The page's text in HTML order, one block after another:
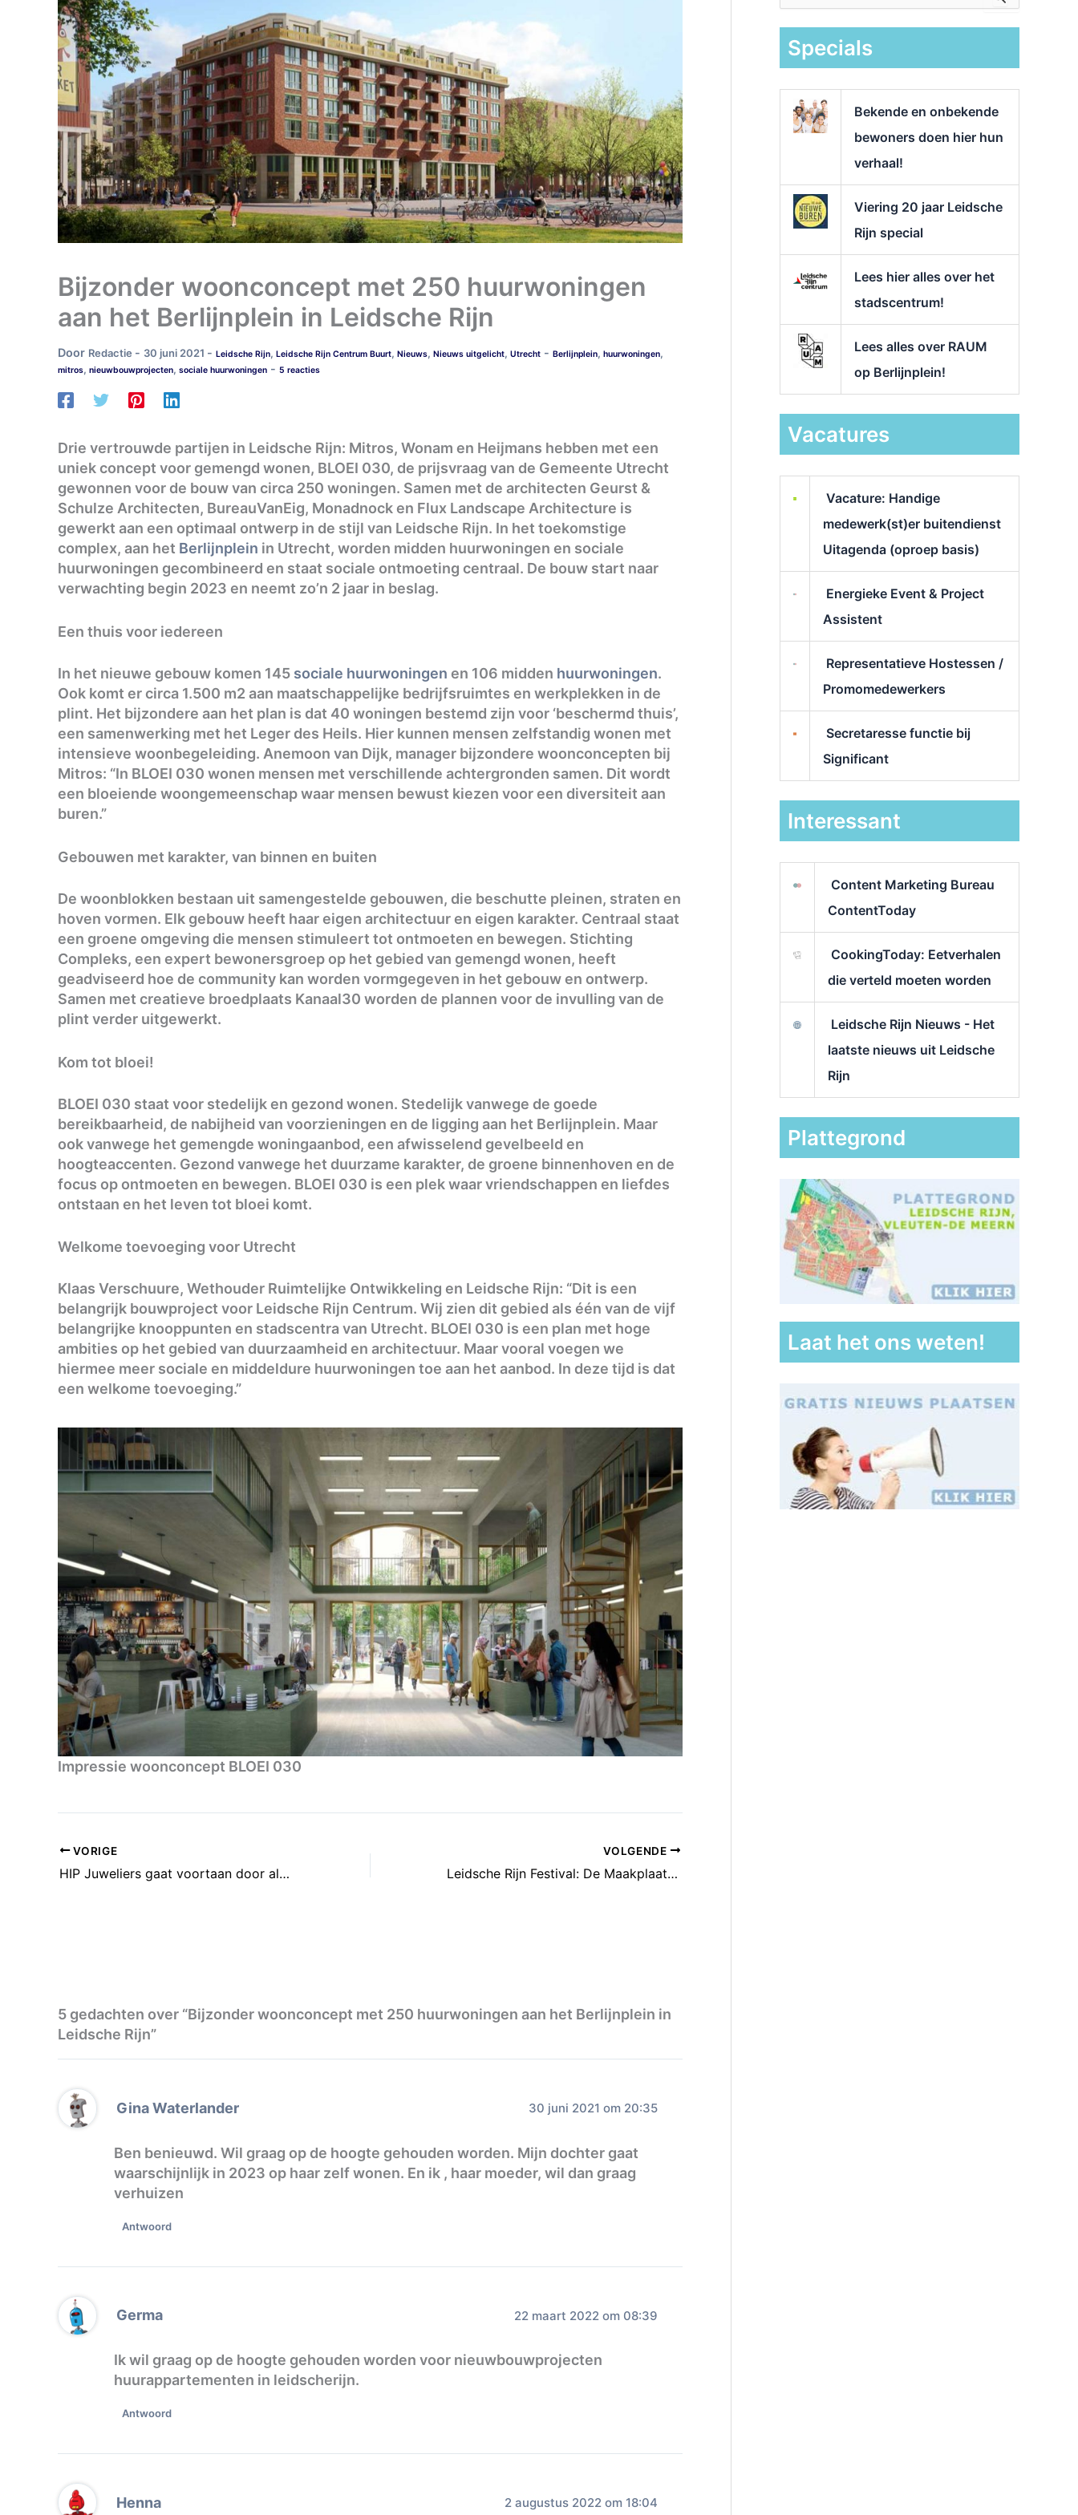
Bijzonder woonconcept met 250 huurwoningen
aan het Berlijnplein in Leidsche Rijn
Door Redactie - 30 juni 2021 - Leidsche Rijn, Leidsche Rijn Centrum Buurt, Nieuws, Nieuws uitgelicht, Utrecht - Berlijnplein, huurwoningen,
mitros, nieuwbouwprojecten, sociale huurwoningen - 5 reacties
Drie vertrouwde partijen in Leidsche Rijn: Mitros, Wonam en Heijmans hebben met een
uniek concept voor gemengd wonen, BLOEI 030, de prijsvraag van de Gemeente Utrecht
gewonnen voor de bouw van circa 250 woningen. Samen met de architecten Geurst &
Schulze Architecten, BureauVanEig, Monadnock en Flux Landscape Architecture is
gewerkt aan een optimaal ontwerp in de stijl van Leidsche Rijn. In het toekomstige
complex, aan het Berlijnplein in Utrecht, worden midden huurwoningen en sociale
huurwoningen gecombineerd en staat sociale ontmoeting centraal. De bouw start naar
verwachting begin 2023 en neemt zo’n 2 jaar in beslag.
Een thuis voor iedereen
In het nieuwe gebouw komen 145 sociale huurwoningen en 106 midden huurwoningen.
Ook komt er circa 1.500 m2 aan maatschappelijke bedrijfsruimtes en werkplekken in de
plint. Het bijzondere aan het plan is dat 40 woningen bestemd zijn voor ‘beschermd thuis’,
een samenwerking met het Leger des Heils. Hier kunnen mensen zelfstandig wonen met
intensieve woonbegeleiding. Anemoon van Dijk, manager bijzondere woonconcepten bij
Mitros: “In BLOEI 030 wonen mensen met verschillende achtergronden samen. Dit wordt
een bloeiende woongemeenschap waar mensen bewust kiezen voor een diversiteit aan
buren.”
Gebouwen met karakter, van binnen en buiten
De woonblokken bestaan uit samengestelde gebouwen, die beschutte pleinen, straten en
hoven vormen. Elk gebouw heeft haar eigen architectuur en eigen karakter. Centraal staat
een groene omgeving die mensen stimuleert tot ontmoeten en bewegen. Stichting
Compleks, een expert bewonersgroep op het gebied van gemengd wonen, heeft
geadviseerd hoe de community kan worden vormgegeven in het gebouw en ontwerp.
Samen met creatieve broedplaats Kanaal30 worden de plannen voor de invulling van de
plint verder uitgewerkt.
Kom tot bloei!
BLOEI 030 staat voor stedelijk en gezond wonen. Stedelijk vanwege de goede
bereikbaarheid, de nabijheid van voorzieningen en de ligging aan het Berlijnplein. Maar
ook vanwege het gemengde woningaanbod, een afwisselend gevelbeeld en
hoogteaccenten. Gezond vanwege het duurzame karakter, de groene binnenhoven en de
focus op ontmoeten en bewegen. BLOEI 030 is een plek waar vriendschappen en liefdes
ontstaan en het leven tot bloei komt.
Welkome toevoeging voor Utrecht
Klaas Verschuure, Wethouder Ruimtelijke Ontwikkeling en Leidsche Rijn: “Dit is een
belangrijk bouwproject voor Leidsche Rijn Centrum. Wij zien dit gebied als één van de vijf
belangrijke knooppunten en stadscentra van Utrecht. BLOEI 030 is een plan met hoge
ambities op het gebied van duurzaamheid en architectuur. Maar vooral voegen we
hiermee meer sociale en middeldure huurwoningen toe aan het aanbod. In deze tijd is dat
een welkome toevoeging.”
Impressie woonconcept BLOEI 030
VORIGE
HIP Juweliers gaat voortaan door als Just You Juwelier
VOLGENDE
Leidsche Rijn Festival: De Maakplaatsen
5 gedachten over “Bijzonder woonconcept met 250 huurwoningen aan het Berlijnplein in
Leidsche Rijn”
Gina Waterlander 30 juni 2021 om 20:35
Ben benieuwd. Wil graag op de hoogte gehouden worden. Mijn dochter gaat
waarschijnlijk in 2023 op haar zelf wonen. En ik , haar moeder, wil dan graag
verhuizen
Antwoord
Germa 22 maart 2022 om 08:39
Ik wil graag op de hoogte gehouden worden voor nieuwbouwprojecten
huurappartementen in leidscherijn.
Antwoord
Henna 2 augustus 2022 om 18:04
k
Specials
Bekende en onbekende
bewoners doen hier hun
verhaal!
Viering 20 jaar Leidsche
Rijn special
Lees hier alles over het
stadscentrum!
Lees alles over RAUM
op Berlijnplein!
Vacatures
Vacature: Handige
medewerk(st)er buitendienst
Uitagenda (oproep basis)
Energieke Event & Project
Assistent
Representatieve Hostessen /
Promomedewerkers
Secretaresse functie bij
Significant
Interessant
Content Marketing Bureau
ContentToday
CookingToday: Eetverhalen
die verteld moeten worden
Leidsche Rijn Nieuws - Het
laatste nieuws uit Leidsche
Rijn
Plattegrond
Laat het ons weten!